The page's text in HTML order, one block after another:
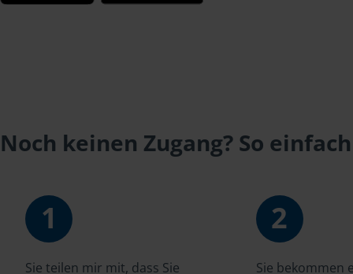
Noch keinen Zugang? So
1
Sie teilen mir mit, dass Sie
2
Sie bekommen